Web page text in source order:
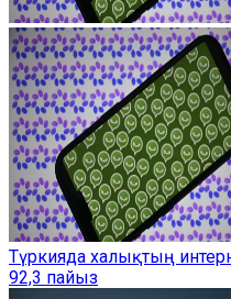
Түркияда халықтың
92,3 пайыз